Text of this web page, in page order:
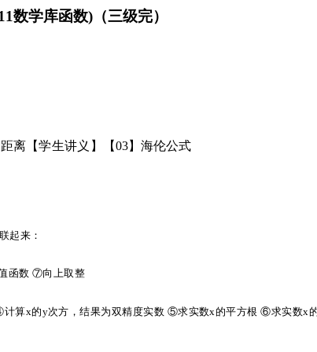
数学库函数)（三级完）
离【学生讲义】 【03】海伦公式
起来：
函数 ⑦向上取整
算x的y次方，结果为双精度实数 ⑤求实数x的平方根 ⑥求实数x